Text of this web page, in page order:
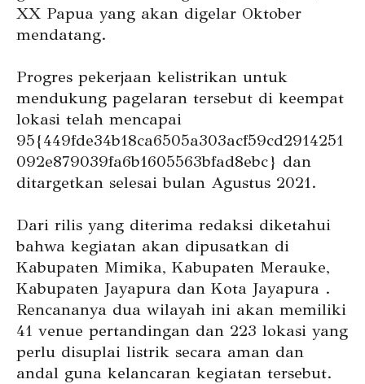
XX Papua yang akan digelar Oktober
mendatang.
Progres pekerjaan kelistrikan untuk
mendukung pagelaran tersebut di keempat
lokasi telah mencapai
95{449fde34b18ca6505a303acf59cd2914251
092e879039fa6b1605563bfad8ebc} dan
ditargetkan selesai bulan Agustus 2021.
Dari rilis yang diterima redaksi diketahui
bahwa kegiatan akan dipusatkan di
Kabupaten Mimika, Kabupaten Merauke,
Kabupaten Jayapura dan Kota Jayapura .
Rencananya dua wilayah ini akan memiliki
41 venue pertandingan dan 223 lokasi yang
perlu disuplai listrik secara aman dan
andal guna kelancaran kegiatan tersebut.